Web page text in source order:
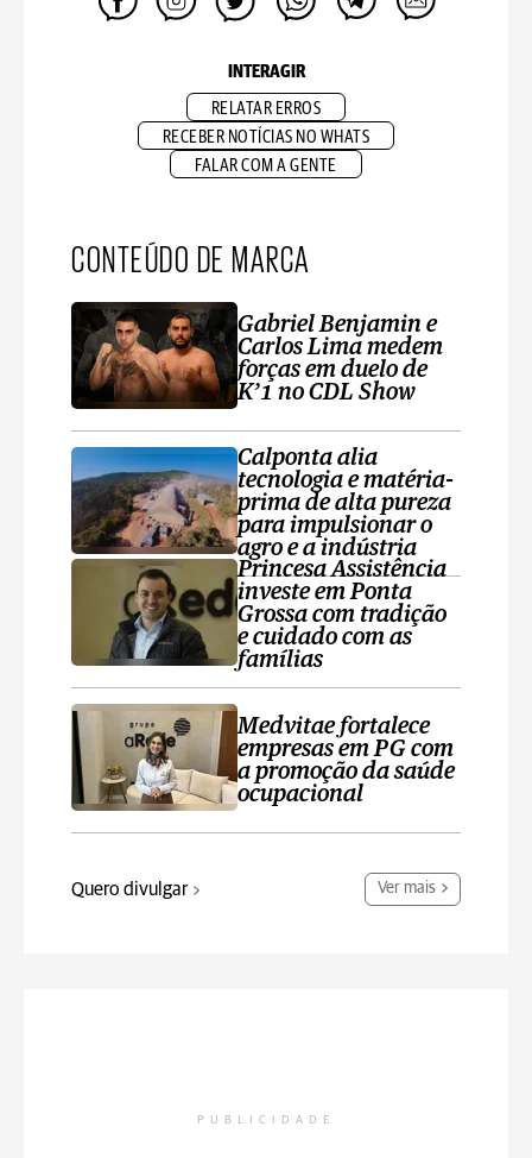
INTERAGIR
RELATAR ERROS
RECEBER NOTÍCIAS NO WHATS
FALAR COM A GENTE
CONTEÚDO DE MARCA
Gabriel Benjamin e
Carlos Lima medem
forças em duelo de
K’1 no CDL Show
Calponta alia
tecnologia e matéria-
prima de alta pureza
para impulsionar o
agro e a indústria
Princesa Assistência
investe em Ponta
Grossa com tradição
e cuidado com as
famílias
Medvitae fortalece
empresas em PG com
a promoção da saúde
ocupacional
Quero divulgar Ver mais
PUBLICIDADE